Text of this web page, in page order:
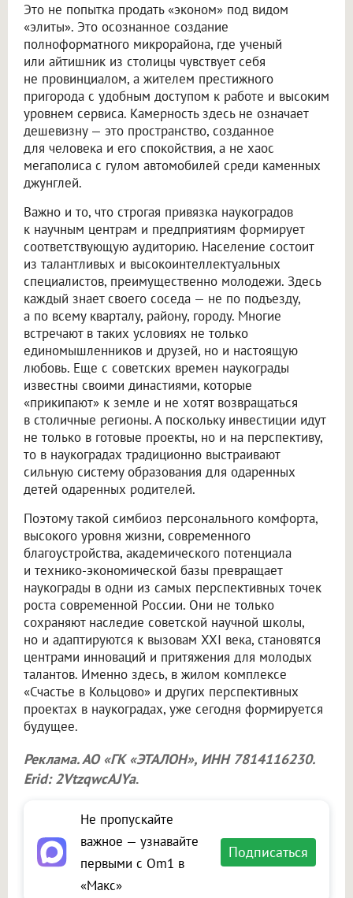
Это не попытка продать «эконом» под видом
«элиты». Это осознанное создание
полноформатного микрорайона, где ученый
или айтишник из столицы чувствует себя
не провинциалом, а жителем престижного
пригорода с удобным доступом к работе и высоким
уровнем сервиса. Камерность здесь не означает
дешевизну — это пространство, созданное
для человека и его спокойствия, а не хаос
мегаполиса с гулом автомобилей среди каменных
джунглей.
Важно и то, что строгая привязка наукоградов
к научным центрам и предприятиям формирует
соответствующую аудиторию. Население состоит
из талантливых и высокоинтеллектуальных
специалистов, преимущественно молодежи. Здесь
каждый знает своего соседа — не по подъезду,
а по всему кварталу, району, городу. Многие
встречают в таких условиях не только
единомышленников и друзей, но и настоящую
любовь. Еще с советских времен наукограды
известны своими династиями, которые
«прикипают» к земле и не хотят возвращаться
в столичные регионы. А поскольку инвестиции идут
не только в готовые проекты, но и на перспективу,
то в наукоградах традиционно выстраивают
сильную систему образования для одаренных
детей одаренных родителей.
Поэтому такой симбиоз персонального комфорта,
высокого уровня жизни, современного
благоустройства, академического потенциала
и технико-экономической базы превращает
наукограды в одни из самых перспективных точек
роста современной России. Они не только
сохраняют наследие советской научной школы,
но и адаптируются к вызовам XXI века, становятся
центрами инноваций и притяжения для молодых
талантов. Именно здесь, в жилом комплексе
«Счастье в Кольцово» и других перспективных
проектах в наукоградах, уже сегодня формируется
будущее.
Реклама. АО «ГК «ЭТАЛОН», ИНН 7814116230.
Erid: 2VtzqwcAJYa.
Не пропускайте
важное — узнавайте
первыми с Om1 в
«Макс»
Подписаться